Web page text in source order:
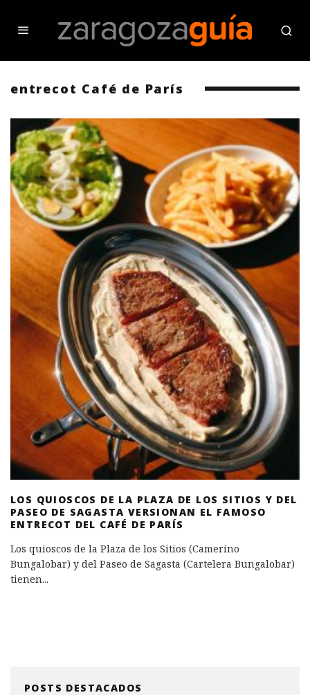
entrecot Café de París
LOS QUIOSCOS DE LA PLAZA DE LOS SITIOS Y DEL
PASEO DE SAGASTA VERSIONAN EL FAMOSO
ENTRECOT DEL CAFÉ DE PARÍS
Los quioscos de la Plaza de los Sitios (Camerino
Bungalobar) y del Paseo de Sagasta (Cartelera Bungalobar)
tienen...
POSTS DESTACADOS